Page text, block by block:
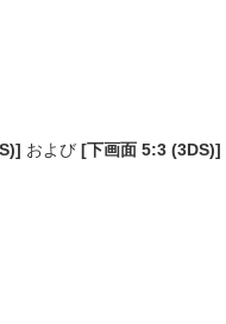
および [下画面 5:3 (3DS)]